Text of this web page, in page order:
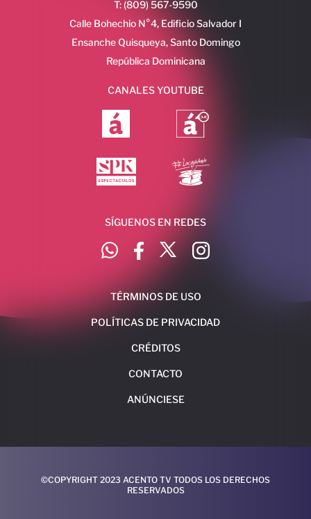
T: (809) 567-9590
Calle Bohechio N°4, Edificio Salvador I
Ensanche Quisqueya, Santo Domingo
República Dominicana
CANALES YOUTUBE
SÍGUENOS EN REDES
TÉRMINOS DE USO
POLÍTICAS DE PRIVACIDAD
CRÉDITOS
CONTACTO
ANÚNCIESE
©COPYRIGHT 2023 ACENTO TV TODOS LOS DERECHOS
RESERVADOS